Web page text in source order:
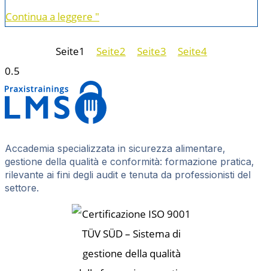
Continua a leggere "
Seite1 Seite2 Seite3 Seite4
Accademia specializzata in sicurezza alimentare,
gestione della qualità e conformità: formazione pratica,
rilevante ai fini degli audit e tenuta da professionisti del
settore.